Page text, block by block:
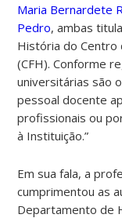
Maria Bernardete
Pedro, ambas
História do Centro
(CFH). Conforme
universitárias são
pessoal docente
profissionais ou
à Instituição.”
Em sua fala, a
cumprimentou as
Departamento de